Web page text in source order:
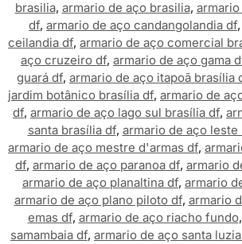
brasilia, armario de aço brasilia,
df, armario de aço candangolandia df,
ceilandia df, armario de aço comercial
aço cruzeiro df, armario de aço gama
guará df, armario de aço itapoã brasília
jardim botânico brasília df, armario de
df, armario de aço lago sul brasília df,
santa brasília df, armario de aço
armario de aço mestre d'armas df,
df, armario de aço paranoa df, armario
armario de aço planaltina df, armario
armario de aço plano piloto df, armario
emas df, armario de aço riacho fundo,
samambaia df, armario de aço santa